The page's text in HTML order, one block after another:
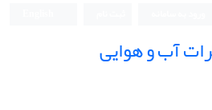
آب و هوایی